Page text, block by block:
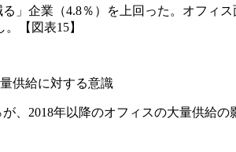
」企業（4.8％）を上回った。オフィ
【図表15】
供給に対する意識
、2018年以降のオフィスの大量供給